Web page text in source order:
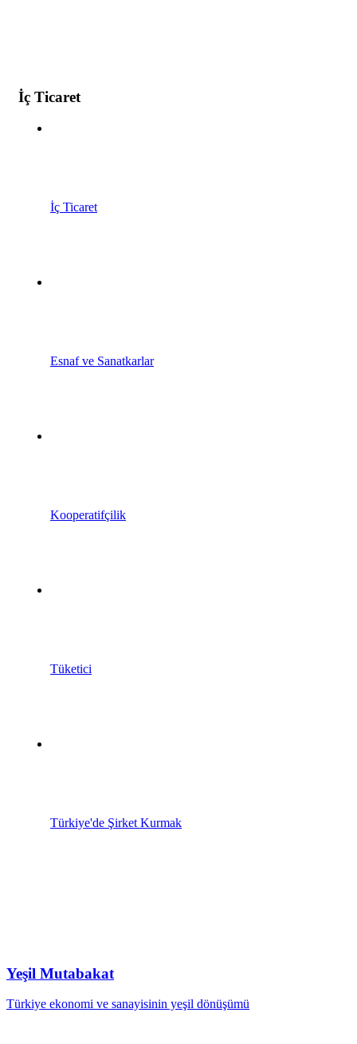
İç Ticaret
İç Ticaret
Esnaf ve Sanatkarlar
Kooperatifçilik
Tüketici
Türkiye'de Şirket Kurmak
Yeşil Mutabakat
Türkiye ekonomi ve sanayisinin yeşil dönüşümü